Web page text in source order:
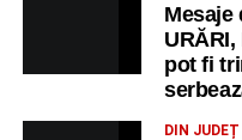
Mesaje
pot fi
DIN JUDEȚ